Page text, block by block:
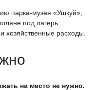
парка-музея «Ушкуй»;
под лагерь;
хозяйственные расходы.
на место не нужно.